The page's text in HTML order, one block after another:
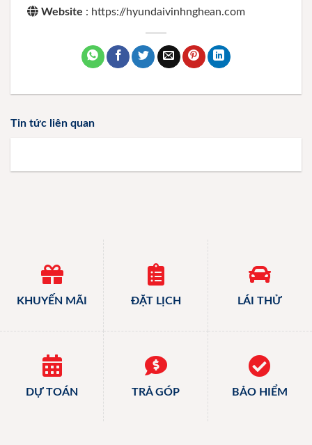
Website : https://hyundaivinhnghean.com
Tin tức liên quan
KHUYẾN MÃI ĐẶT LỊCH LÁI THỬ
DỰ TOÁN TRẢ GÓP BẢO HIỂM